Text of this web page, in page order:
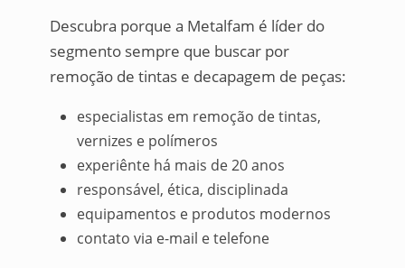
Descubra porque a Metalfam é líder do
segmento sempre que buscar por
remoção de tintas e decapagem de peças:
especialistas em remoção de tintas,
vernizes e polímeros
experiênte há mais de 20 anos
responsável, ética, disciplinada
equipamentos e produtos modernos
contato via e-mail e telefone